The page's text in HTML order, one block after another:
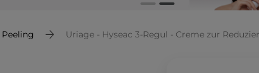
Kostenloser Versand ab 60 €
Ökologie
Peeling Uriage - Hyseac 3-Regul - Creme zur